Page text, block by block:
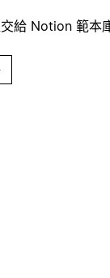
給 Notion 範本